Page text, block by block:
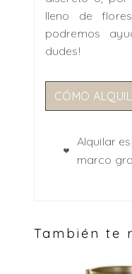
lleno de
podremos
dudes!
CÓMO
Alquilar
marco
También te